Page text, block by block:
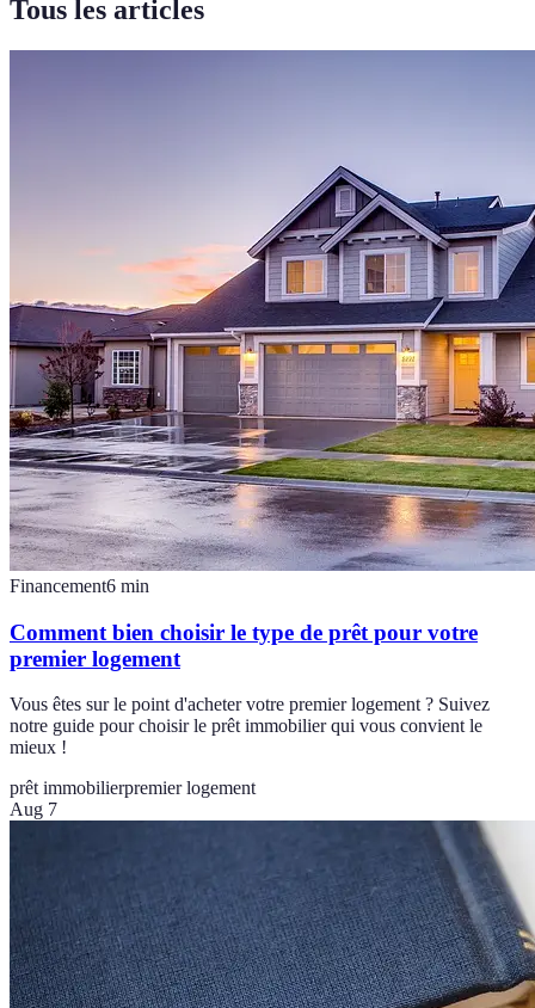
Tous les articles
Financement6 min
Comment bien choisir le type de prêt pour votre
premier logement
Vous êtes sur le point d'acheter votre premier logement ? Suivez
notre guide pour choisir le prêt immobilier qui vous convient le
mieux !
prêt immobilierpremier logement
Aug 7